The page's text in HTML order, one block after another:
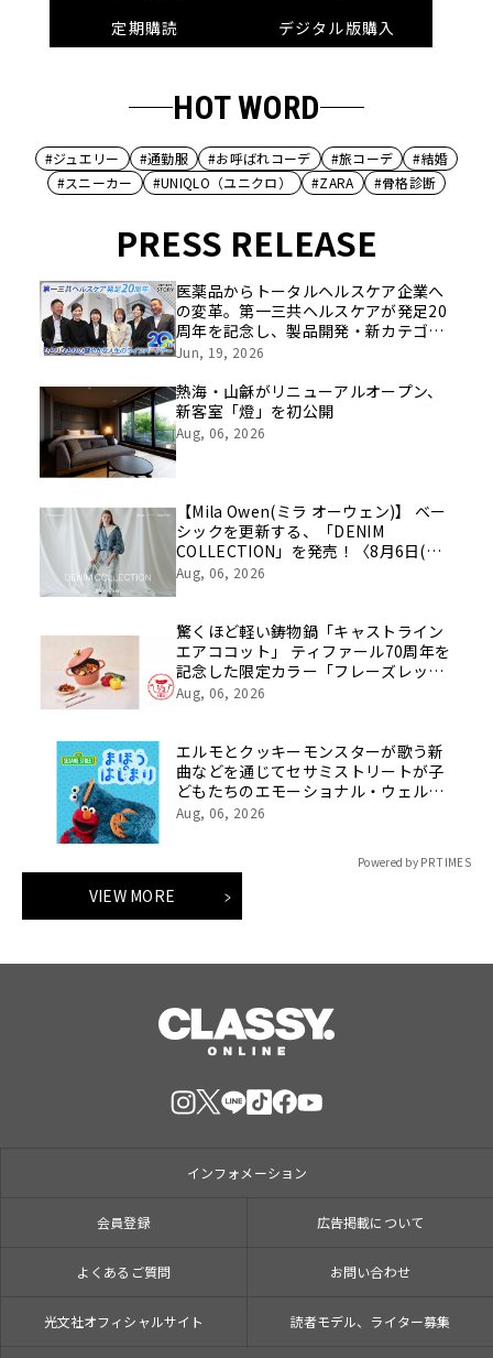
定期購読
デジタル版購入
HOT WORD
#ジュエリー #通勤服 #お呼ばれコーデ #旅コーデ
#結婚
#スニーカー
#UNIQLO（ユニクロ） #ZARA #骨格診断
PRESS RELEASE
医薬品からトータルヘルスケア企業へ
の変革。第一三共ヘルスケアが発足20
周年を記念し、製品開発・新カテゴリ
挑戦の舞台や旧社統合時のエピソード
像を公開！
Jun, 19, 2026
熱海・山龢がリニューアルオープン、
新客室「燈」を初公開
Aug, 06, 2026
【Mila Owen(ミラ オーウェン)】 ベー
シックを更新する、「DENIM
COLLECTION」を発売！〈8月6日(木)
公開〉
Aug, 06, 2026
驚くほど軽い鋳物鍋「キャストライン
エアココット」 ティファール70周年を
記念した限定カラー「フレーズレッド
IHココット鍋 24cm」数量限定で発
Aug, 06, 2026
エルモとクッキーモンスターが歌う新
曲などを通じてセサミストリートが子
どもたちのエモーショナル・ウェルビ
ーイングをサポート
Aug, 06, 2026
Powered by PR TIMES
VIEW MORE
インフォメーション
会員登録 広告掲載について
よくあるご質問 お問い合わせ
光文社オフィシャルサイト 読者モデル、ライター募集